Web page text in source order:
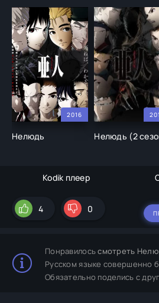
2016
Нелюдь Нелюдь (2
Kodik плеер
4 0
Понравилосьсмотреть
Русском языке совершенно
Обязательно поделись с